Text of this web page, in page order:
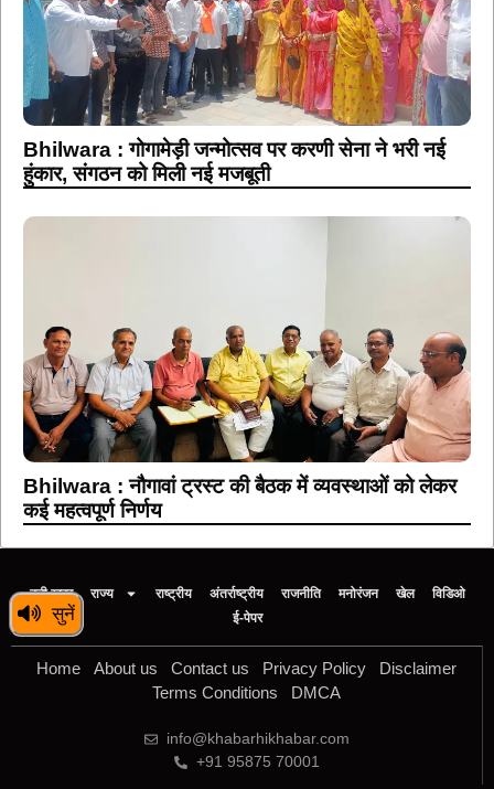
सुनें
Bhilwara : गोगामेड़ी जन्मोत्सव पर करणी सेना ने भरी नई
हुंकार, संगठन को मिली नई मजबूती
Bhilwara : नौगावां ट्रस्ट की बैठक में व्यवस्थाओं को लेकर
कई महत्वपूर्ण निर्णय
बड़ी खबर राज्य राष्ट्रीय अंतर्राष्ट्रीय राजनीति मनोरंजन खेल
विडिओ
ई-पेपर
Home About us Contact us Privacy Policy
Disclaimer
Terms Conditions
DMCA
info@khabarhikhabar.com
+91 95875 70001